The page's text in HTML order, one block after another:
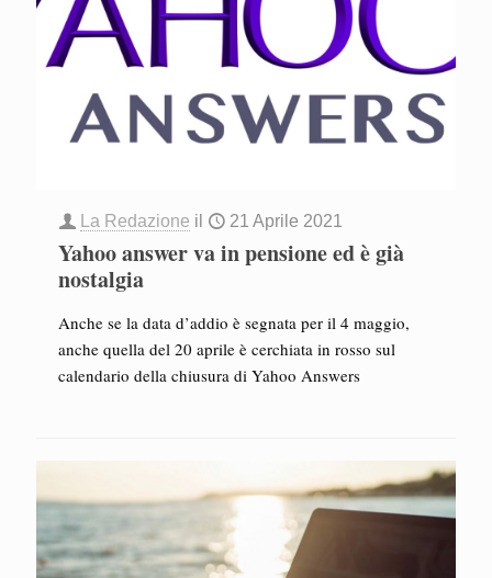
La Redazione il 21 Aprile 2021
Yahoo answer va in pensione ed è già
nostalgia
Anche se la data d’addio è segnata per il 4 maggio,
anche quella del 20 aprile è cerchiata in rosso sul
calendario della chiusura di Yahoo Answers